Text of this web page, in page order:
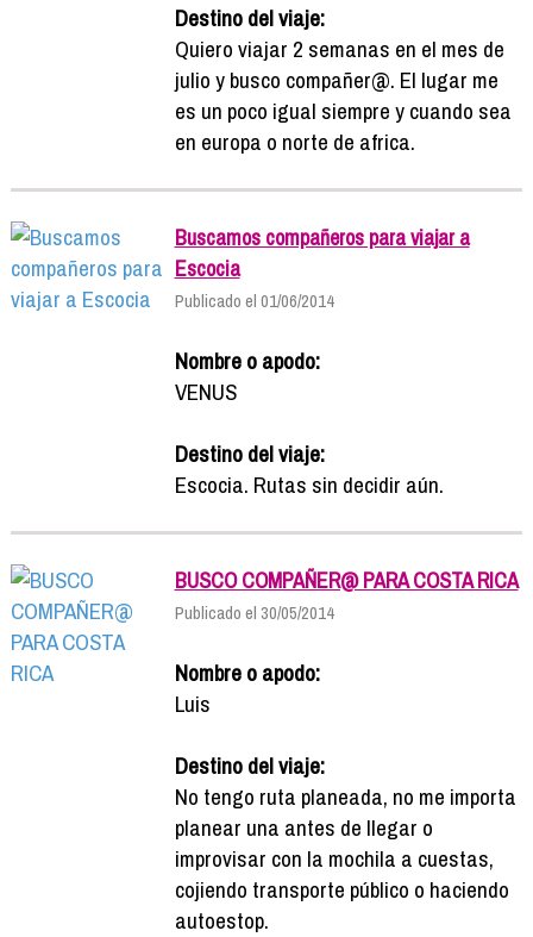
Destino del viaje:
Quiero viajar 2 semanas en el mes de
julio y busco compañer@. El lugar me
es un poco igual siempre y cuando sea
en europa o norte de africa.
Buscamos compañeros para viajar a
Escocia
Publicado el 01/06/2014
Nombre o apodo:
VENUS
Destino del viaje:
Escocia. Rutas sin decidir aún.
BUSCO COMPAÑER@ PARA COSTA RICA
Publicado el 30/05/2014
Nombre o apodo:
Luis
Destino del viaje:
No tengo ruta planeada, no me importa
planear una antes de llegar o
improvisar con la mochila a cuestas,
cojiendo transporte público o haciendo
autoestop.